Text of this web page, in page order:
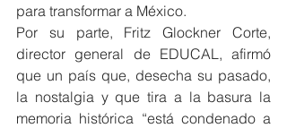
para transformar a México.
Por su parte, Fritz Glockner Corte,
director general de EDUCAL, afirmó
que un país que, desecha su pasado,
la nostalgia y que tira a la basura la
memoria histórica “está condenado a